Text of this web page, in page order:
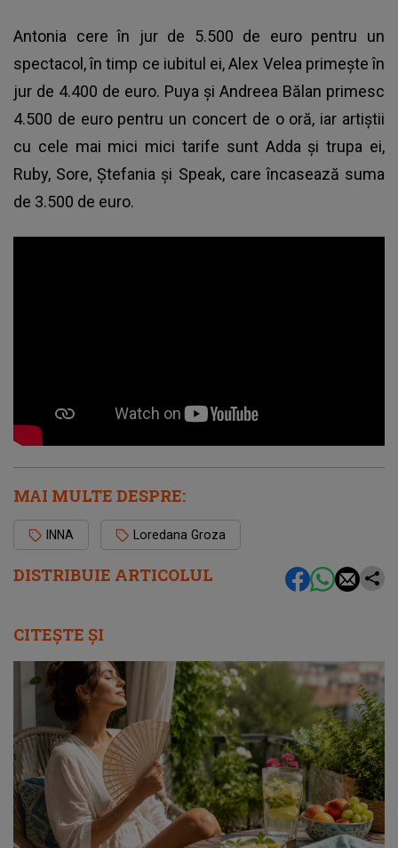
DISTRIBUIE ARTICOLUL
Antonia cere în jur de 5.500 de euro pentru un
spectacol, în timp ce iubitul ei,Alex Velea primește în
jur de 4.400 de euro. Puya și Andreea Bălan primesc
4.500 de euro pentru un concert de o oră, iar artiștii
cu cele mai mici mici tarife sunt Adda și trupa ei,
Ruby, Sore, Ștefania și Speak, care încasează suma
de 3.500 de euro.
MAI MULTE DESPRE:
INNA Loredana Groza
CITEȘTE ȘI